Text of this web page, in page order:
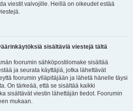
viestit valvojille. Heillä on oikeudet estää
sisältäviä viestejä tältä
foorumin sähköpostilomake sisältää
ja seurata käyttäjiä, jotka lähettävät
foorumin ylläpitäjään ja lähetä hänelle täysi
On tärkeää, että se sisältää kaikki
sisältävät viestin lähettäjän tiedot. Foorumin
mukaan.